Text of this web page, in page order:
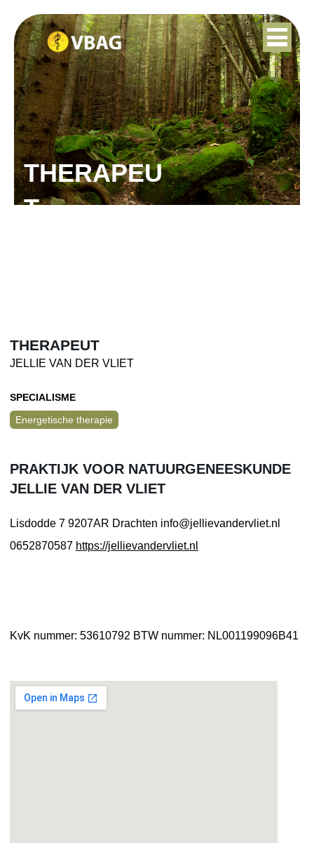
THERAPEU
T
THERAPEUT
JELLIE VAN DER VLIET
SPECIALISME
Energetische therapie
PRAKTIJK VOOR NATUURGENEESKUNDE
JELLIE VAN DER VLIET
Lisdodde 7 9207AR Drachten info@jellievandervliet.nl
0652870587 https://jellievandervliet.nl
KvK nummer: 53610792 BTW nummer: NL001199096B41